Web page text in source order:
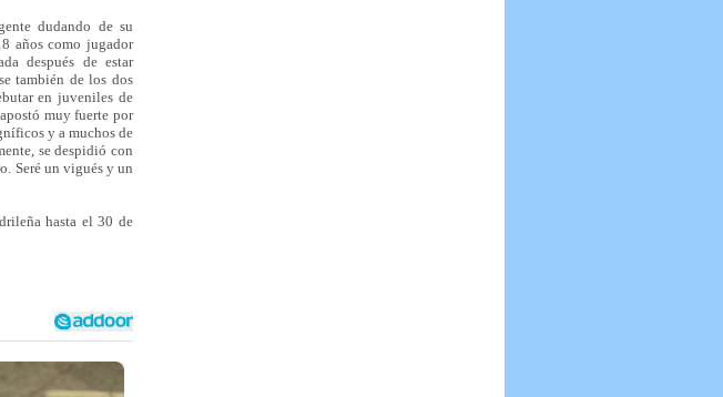
dudando de su
años como jugador
después de estar
también de los dos
en juveniles de
muy fuerte por
y a muchos de
se despidió con
Seré un vigués y un
hasta el 30 de